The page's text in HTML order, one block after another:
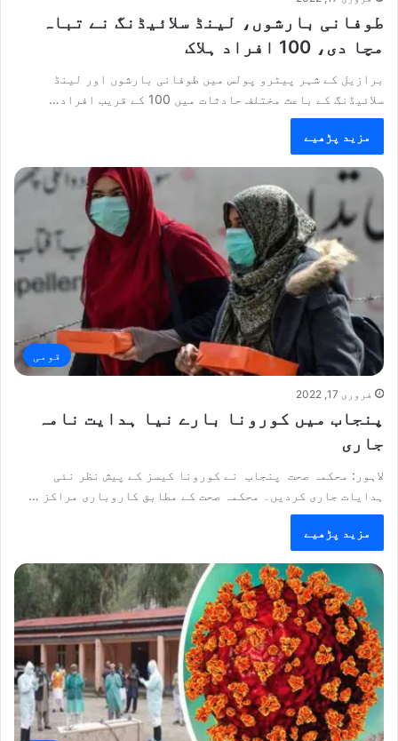
طوفانی بارشوں، لینڈ سلائیڈنگ نے تباہ
مچا دی، 100 افراد ہلاک
برازیل کے شہر پیٹرو پولس میں طوفانی بارشوں اور لینڈ
سلائیڈنگ کے باعث مختلف حادثات میں 100 کے قریب افراد…
مزید پڑھیے
قومی
فروری 17, 2022
پنجاب میں کورونا بارے نیا ہدایت نامہ
جاری
لاہور: محکمہ صحت پنجاب نے کورونا کیسز کے پیش نظر نئی
ہدایات جاری کردیں۔ محکمہ صحت کے مطابق کاروباری مراکز …
مزید پڑھیے